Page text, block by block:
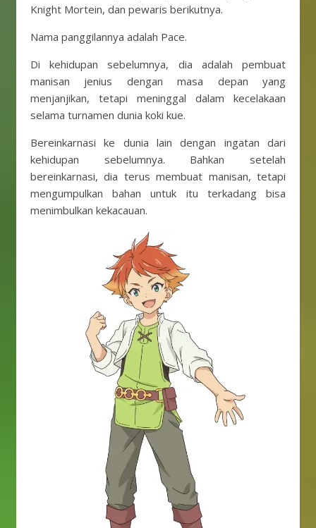
Knight Mortein, dan pewaris berikutnya.
Nama panggilannya adalah Pace.
Di kehidupan sebelumnya, dia adalah pembuat
manisan jenius dengan masa depan yang
menjanjikan, tetapi meninggal dalam kecelakaan
selama turnamen dunia koki kue.
Bereinkarnasi ke dunia lain dengan ingatan dari
kehidupan sebelumnya. Bahkan setelah
bereinkarnasi, dia terus membuat manisan, tetapi
mengumpulkan bahan untuk itu terkadang bisa
menimbulkan kekacauan.